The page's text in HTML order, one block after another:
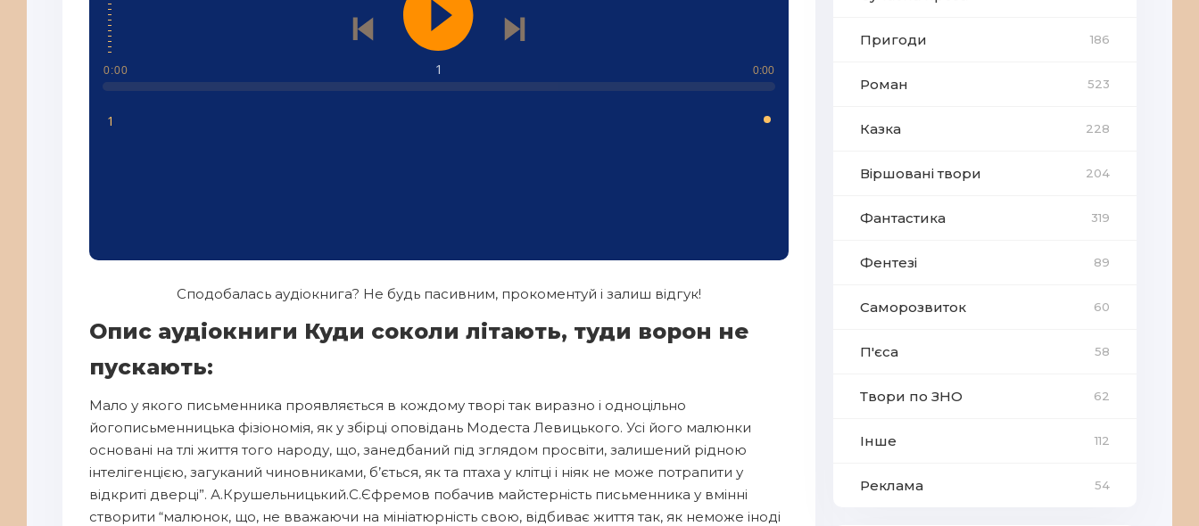
1
0:00 0:00
1
Сподобалась аудіокнига? Не будь пасивним, прокоментуй і залиш відгук!
Опис аудіокниги Куди соколи літають, туди ворон не
пускають:
Мало у якого письменника проявляється в кождому творі так виразно і одноцільно
йогописьменницька фізіономія, як у збірці оповідань Модеста Левицького. Усі його малюнки
основані на тлі життя того народу, що, занедбаний під зглядом просвіти, залишений рідною
інтелігенцією, загуканий чиновниками, б’ється, як та птаха у клітці і ніяк не може потрапити у
відкриті дверці”. А.Крушельницький.С.Єфремов побачив майстерність письменника у вмінні
створити “малюнок, що, не вважаючи на мініатюрність свою, відбиває життя так, як неможе іноді
Пригоди 186
Роман 523
Казка 228
Віршовані твори 204
Фантастика 319
Фентезі 89
Саморозвиток 60
П'єса 58
Твори по ЗНО 62
Інше 112
Реклама 54